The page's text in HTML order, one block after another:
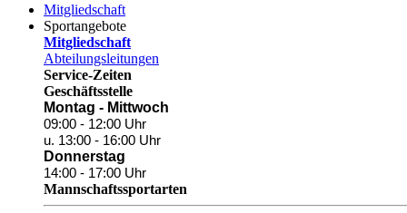
Mitgliedschaft
Sportangebote
Mitgliedschaft
Abteilungsleitungen
Service-Zeiten
Geschäftsstelle
Montag - Mittwoch
09:00 - 12:00 Uhr
u. 13:00 - 16:00 Uhr
Donnerstag
14:00 - 17:00 Uhr
Mannschaftssportarten